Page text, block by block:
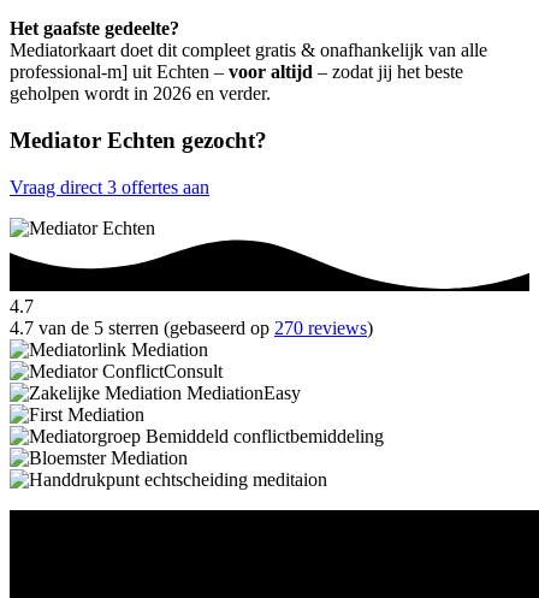
Het gaafste gedeelte?
Mediatorkaart doet dit compleet gratis & onafhankelijk van alle
professional-m] uit Echten – voor altijd – zodat jij het beste
geholpen wordt in 2026 en verder.
Mediator Echten gezocht?
Vraag direct 3 offertes aan
4.7
4.7 van de 5 sterren (gebaseerd op 270 reviews)